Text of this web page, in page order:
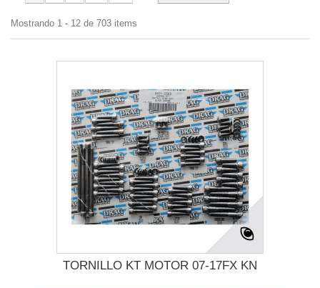
Mostrando 1 - 12 de 703 items
TORNILLO KT MOTOR 07-17FX KN